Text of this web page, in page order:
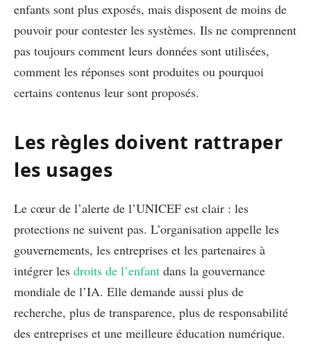
enfants sont plus exposés, mais disposent de moins de
pouvoir pour contester les systèmes. Ils ne comprennent
pas toujours comment leurs données sont utilisées,
comment les réponses sont produites ou pourquoi
certains contenus leur sont proposés.
Les règles doivent rattraper
les usages
Le cœur de l’alerte de l’UNICEF est clair : les
protections ne suivent pas. L’organisation appelle les
gouvernements, les entreprises et les partenaires à
intégrer les droits de l’enfant dans la gouvernance
mondiale de l’IA. Elle demande aussi plus de
recherche, plus de transparence, plus de responsabilité
des entreprises et une meilleure éducation numérique.